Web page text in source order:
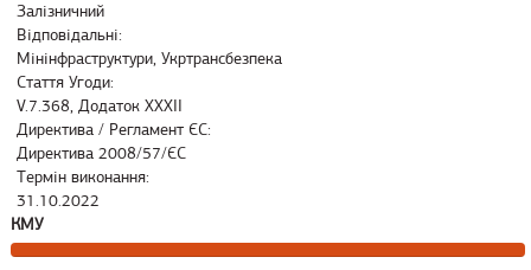
Залізничний
Відповідальні:
Мінінфраструктури, Укртрансбезпека
Стаття Угоди:
V.7.368, Додаток XXXII
Директива / Регламент ЄС:
Директива 2008/57/ЄС
Термін виконання:
31.10.2022
КМУ